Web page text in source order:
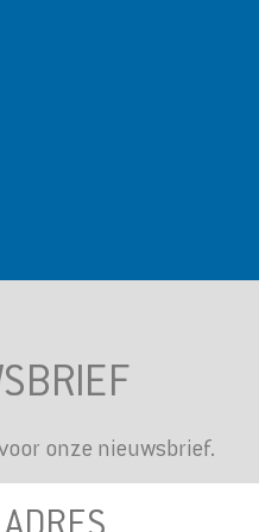
onze nieuwsbrief.